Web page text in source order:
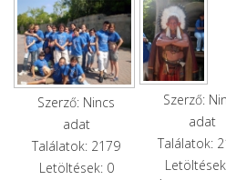
Szerző: Nincs
adat
Találatok: 2179
Letöltések: 0
Szerző:
adat
Találatok: